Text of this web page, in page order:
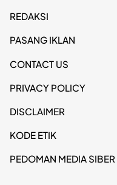
REDAKSI
PASANG IKLAN
CONTACT US
PRIVACY POLICY
DISCLAIMER
KODE ETIK
PEDOMAN MEDIA SIBER